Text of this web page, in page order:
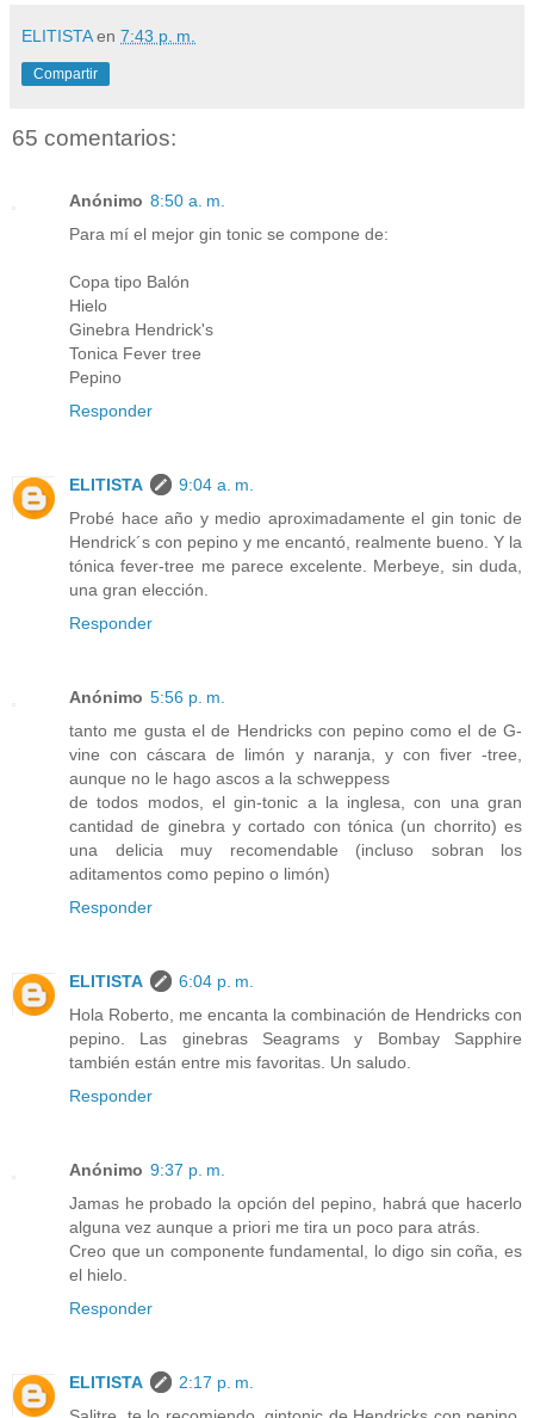
ELITISTA en 7:43 p. m.
Compartir
65 comentarios:
Anónimo 8:50 a. m.
Para mí el mejor gin tonic se compone de:
Copa tipo Balón
Hielo
Ginebra Hendrick's
Tonica Fever tree
Pepino
Responder
ELITISTA
9:04 a. m.
Probé hace año y medio aproximadamente el gin tonic de
Hendrick´s con pepino y me encantó, realmente bueno. Y la
tónica fever-tree me parece excelente. Merbeye, sin duda,
una gran elección.
Responder
Anónimo 5:56 p. m.
tanto me gusta el de Hendricks con pepino como el de G-
vine con cáscara de limón y naranja, y con fiver -tree,
aunque no le hago ascos a la schweppess
de todos modos, el gin-tonic a la inglesa, con una gran
cantidad de ginebra y cortado con tónica (un chorrito) es
una delicia muy recomendable (incluso sobran los
aditamentos como pepino o limón)
Responder
ELITISTA
6:04 p. m.
Hola Roberto, me encanta la combinación de Hendricks con
pepino. Las ginebras Seagrams y Bombay Sapphire
también están entre mis favoritas. Un saludo.
Responder
Anónimo 9:37 p. m.
Jamas he probado la opción del pepino, habrá que hacerlo
alguna vez aunque a priori me tira un poco para atrás.
Creo que un componente fundamental, lo digo sin coña, es
el hielo.
Responder
ELITISTA
2:17 p. m.